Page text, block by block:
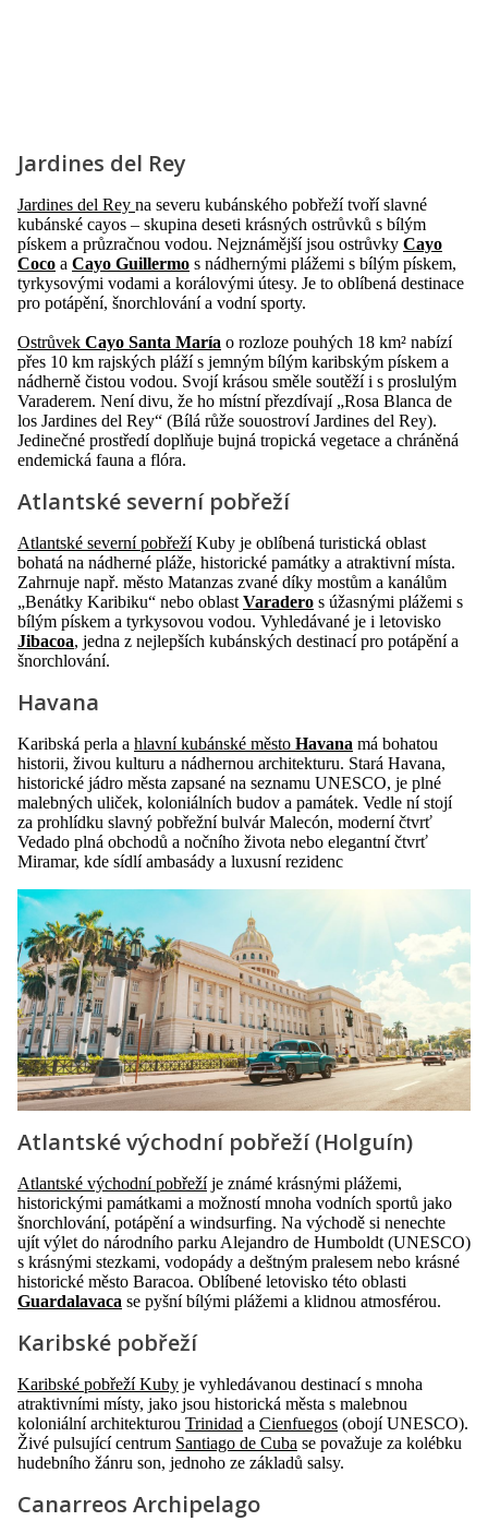
Jardines del Rey
Jardines del Rey na severu kubánského pobřeží tvoří slavné
kubánské cayos – skupina deseti krásných ostrůvků s bílým
pískem a průzračnou vodou. Nejznámější jsou ostrůvky Cayo
Coco a Cayo Guillermo s nádhernými plážemi s bílým pískem,
tyrkysovými vodami a korálovými útesy. Je to oblíbená destinace
pro potápění, šnorchlování a vodní sporty.
Ostrůvek Cayo Santa María o rozloze pouhých 18 km² nabízí
přes 10 km rajských pláží s jemným bílým karibským pískem a
nádherně čistou vodou. Svojí krásou směle soutěží i s proslulým
Varaderem. Není divu, že ho místní přezdívají „Rosa Blanca de
los Jardines del Rey“ (Bílá růže souostroví Jardines del Rey).
Jedinečné prostředí doplňuje bujná tropická vegetace a chráněná
endemická fauna a flóra.
Atlantské severní pobřeží
Atlantské severní pobřežíKuby je oblíbená turistická oblast
bohatá na nádherné pláže, historické památky a atraktivní místa.
Zahrnuje např. město Matanzas zvané díky mostům a kanálům
„Benátky Karibiku“ nebo oblast Varadero s úžasnými plážemi s
bílým pískem a tyrkysovou vodou. Vyhledávané je i letovisko
Jibacoa, jedna z nejlepších kubánských destinací pro potápění a
šnorchlování.
Havana
Karibská perla a hlavní kubánské město Havana má bohatou
historii, živou kulturu a nádhernou architekturu. Stará Havana,
historické jádro města zapsané na seznamu UNESCO, je plné
malebných uliček, koloniálních budov a památek. Vedle ní stojí
za prohlídku slavný pobřežní bulvár Malecón, moderní čtvrť
Vedado plná obchodů a nočního života nebo elegantní čtvrť
Miramar, kde sídlí ambasády a luxusní rezidenc
Atlantské východní pobřeží (Holguín)
Atlantské východní pobřežíje známé krásnými plážemi,
historickými památkami a možností mnoha vodních sportů jako
šnorchlování, potápění a windsurfing. Na východě si nenechte
ujít výlet do národního parku Alejandro de Humboldt (UNESCO)
s krásnými stezkami, vodopády a deštným pralesem nebo krásné
historické město Baracoa. Oblíbené letovisko této oblasti
Guardalavaca se pyšní bílými plážemi a klidnou atmosférou.
Karibské pobřeží
Karibské pobřeží Kuby je vyhledávanou destinací s mnoha
atraktivními místy, jako jsou historická města s malebnou
koloniální architekturou Trinidad a Cienfuegos (obojí UNESCO).
Živé pulsující centrum Santiago de Cuba se považuje za kolébku
hudebního žánru son, jednoho ze základů salsy.
Canarreos Archipelago